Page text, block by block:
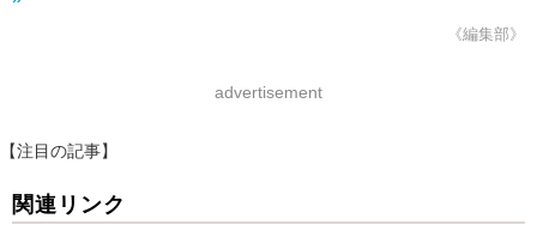
《編集部》
advertisement
【注目の記事】
関連リンク